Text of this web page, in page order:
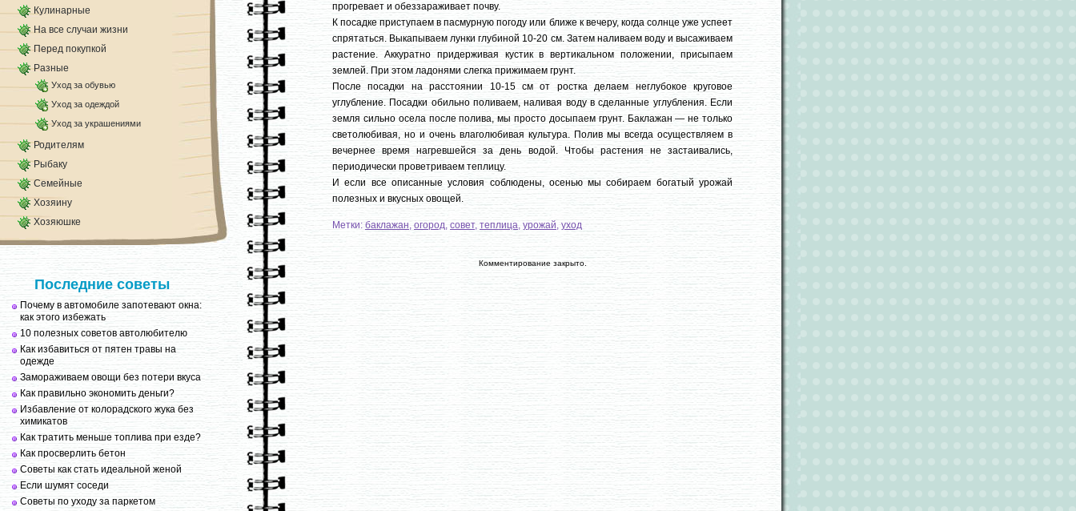
Кулинарные
На все случаи жизни
Перед покупкой
Разные
Уход за обувью
Уход за одеждой
Уход за украшениями
Родителям
Рыбаку
Семейные
Хозяину
Хозяюшке
Последние советы
Почему в автомобиле запотевают окна:
как этого избежать
10 полезных советов автолюбителю
Как избавиться от пятен травы на
одежде
Замораживаем овощи без потери вкуса
Как правильно экономить деньги?
Избавление от колорадского жука без
химикатов
Как тратить меньше топлива при езде?
Как просверлить бетон
Советы как стать идеальной женой
Если шумят соседи
Советы по уходу за паркетом
прогревает и обеззараживает почву.
К посадке приступаем в пасмурную погоду или ближе к вечеру, когда солнце уже успеет
спрятаться. Выкапываем лунки глубиной 10-20 см. Затем наливаем воду и высаживаем
растение. Аккуратно придерживая кустик в вертикальном положении, присыпаем
землей. При этом ладонями слегка прижимаем грунт.
После посадки на расстоянии 10-15 см от ростка делаем неглубокое круговое
углубление. Посадки обильно поливаем, наливая воду в сделанные углубления. Если
земля сильно осела после полива, мы просто досыпаем грунт. Баклажан — не только
светолюбивая, но и очень влаголюбивая культура. Полив мы всегда осуществляем в
вечернее время нагревшейся за день водой. Чтобы растения не застаивались,
периодически проветриваем теплицу.
И если все описанные условия соблюдены, осенью мы собираем богатый урожай
полезных и вкусных овощей.
Метки: баклажан, огород, совет, теплица, урожай, уход
Комментирование закрыто.